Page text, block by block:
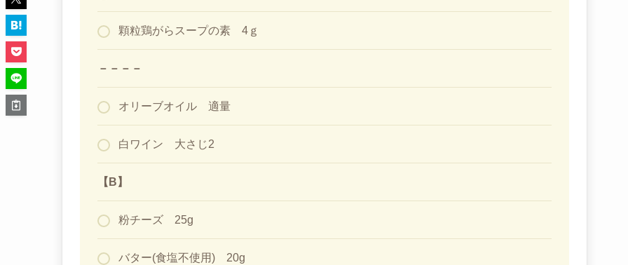
顆粒鶏がらスープの素 4ｇ
－－－－
オリーブオイル 適量
白ワイン 大さじ2
【B】
粉チーズ 25g
バター(食塩不使用) 20g